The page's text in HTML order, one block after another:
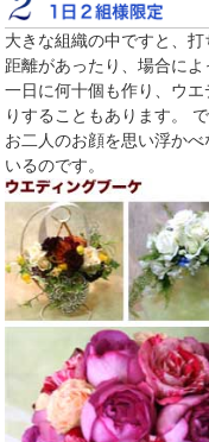
大きな組織の中ですと、
距離があったり、場合に
一日に何十個も作り、ウ
りすることもあります。
お二人のお顔を思い浮か
いるのです。